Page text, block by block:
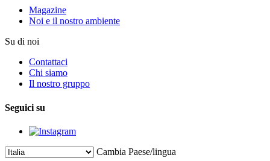
Magazine
Noi e il nostro ambiente
Su di noi
Contattaci
Chi siamo
Il nostro gruppo
Seguici su
Cambia Paese/lingua